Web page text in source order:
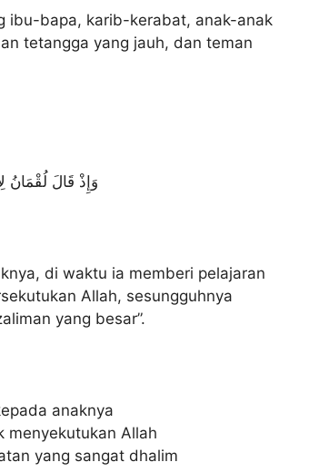
ibu-bapa, karib-kerabat, anak-anak
tetangga yang jauh, dan teman
وَإِذْ قَالَ لُقْمَانُ
di waktu ia memberi pelajaran
Allah, sesungguhnya
yang besar”.
anaknya
menyekutukan Allah
yang sangat dhalim